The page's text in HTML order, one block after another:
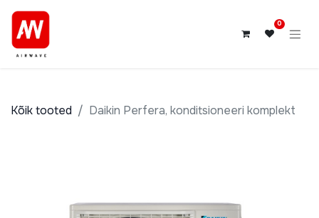
0
Kõik tooted Daikin Perfera, konditsioneeri komplekt